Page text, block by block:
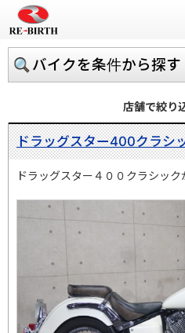
バイクを条件から探す
店舗で絞り
ドラッグスター400クラシ
ドラッグスター４００クラシック